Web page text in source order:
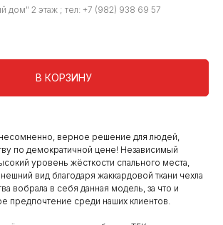
дом" 2 этаж ; тел: +7 (982) 938 69 57
В КОРЗИНУ
верное решение для людей,
по демократичной цене! Независимый
уровень жёсткости спального места,
вид благодаря жаккардовой ткани чехла
вобрала в себя данная модель, за что и
предпочтение среди наших клиентов.